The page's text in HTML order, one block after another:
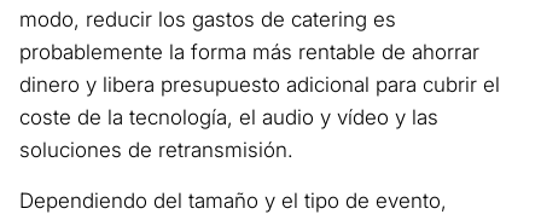
modo, reducir los gastos de catering es
probablemente la forma más rentable de ahorrar
dinero y libera presupuesto adicional para cubrir el
coste de la tecnología, el audio y vídeo y las
soluciones de retransmisión.
Dependiendo del tamaño y el tipo de evento,